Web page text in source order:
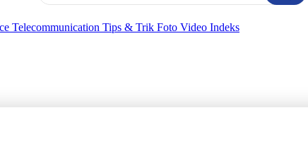
Yang sedang ramai dicari
Telecommunication Tips & Trik Foto Video Indeks